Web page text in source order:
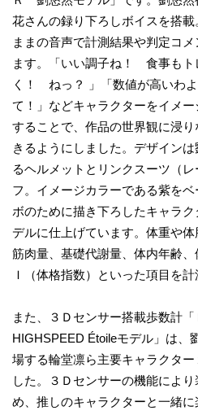
花さんの録り下ろしボイスを搭
ままの音声で計測結果や判定コ
ます。「いい調子ね！ 食事もト
く！ ねっ？ 」「数値が高いわ
て！」などキャラクターをイメ
することで、作品の世界観に浸
きるようにしました。デザイン
るヘルメットとリンクスーツ（
フ。イメージカラーである紫を
ボのために描き下ろしたキャラ
デルに仕上げています。体重や体
筋肉量、基礎代謝量、体内年齢
Ｉ（体格指数）といった項目を計
また、３Ｄセンサー搭載歩数計
HIGHSPEED Étoileモデル」は、
場する輪堂凛ら主要キャラクタ
した。３Ｄセンサーの機能によ
め、推しのキャラクターと一緒